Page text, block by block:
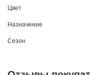
Цвет
Назначение
Сезон